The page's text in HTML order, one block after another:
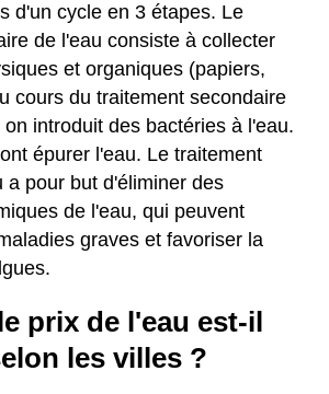
d'un cycle en 3 étapes. Le
de l'eau consiste à collecter
et organiques (papiers,
cours du traitement secondaire
introduit des bactéries à l'eau.
épurer l'eau. Le traitement
a pour but d'éliminer des
de l'eau, qui peuvent
graves et favoriser la
prix de l'eau est-il
les villes ?